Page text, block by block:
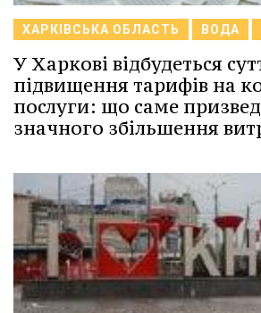
ХАРКІВСЬКА ОБЛАСТЬ ВОДА
У Харкові відбудеться
підвищення тарифів на
послуги: що саме
значного збільшення